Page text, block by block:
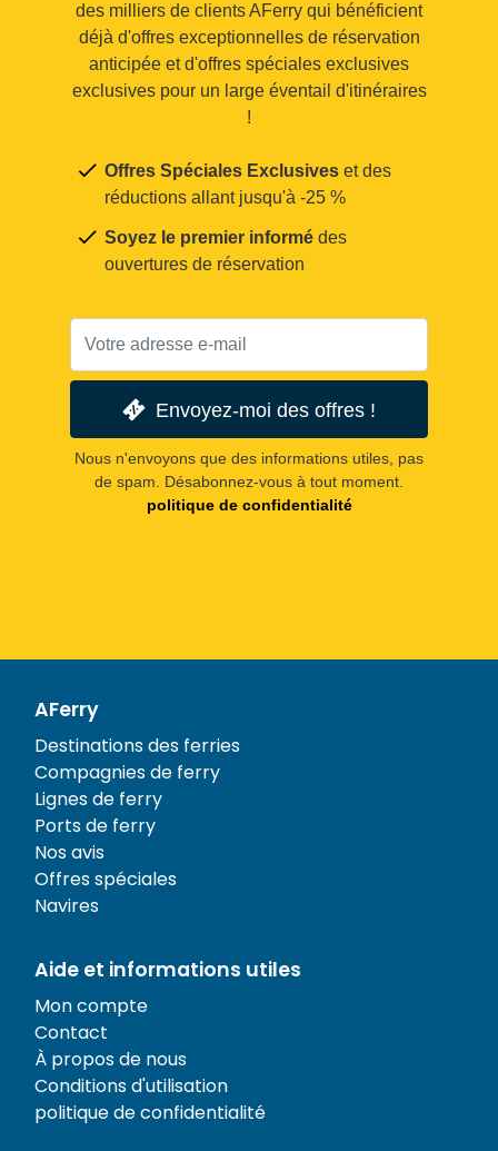
des milliers de clients AFerry qui bénéficient
déjà d'offres exceptionnelles de réservation
anticipée et d'offres spéciales exclusives
exclusives pour un large éventail d'itinéraires
!
Offres Spéciales Exclusives et des
réductions allant jusqu'à -25 %
Soyez le premier informé des
ouvertures de réservation
Envoyez-moi des offres !
Nous n'envoyons que des informations utiles, pas
de spam. Désabonnez-vous à tout moment.
politique de confidentialité
AFerry
Destinations des ferries
Compagnies de ferry
Lignes de ferry
Ports de ferry
Nos avis
Offres spéciales
Navires
Aide et informations utiles
Mon compte
Contact
À propos de nous
Conditions d'utilisation
politique de confidentialité